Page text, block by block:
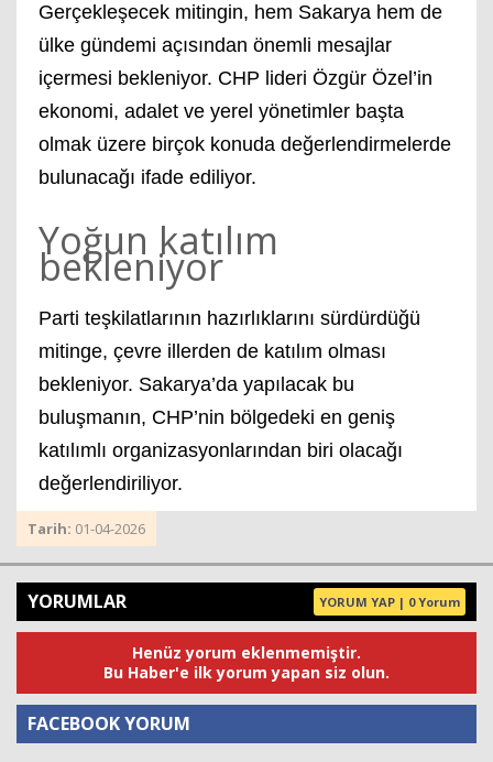
Gerçekleşecek mitingin, hem Sakarya hem de
ülke gündemi açısından önemli mesajlar
içermesi bekleniyor. CHP lideri Özgür Özel’in
ekonomi, adalet ve yerel yönetimler başta
olmak üzere birçok konuda değerlendirmelerde
bulunacağı ifade ediliyor.
Yoğun katılım
bekleniyor
Parti teşkilatlarının hazırlıklarını sürdürdüğü
mitinge, çevre illerden de katılım olması
bekleniyor. Sakarya’da yapılacak bu
buluşmanın, CHP’nin bölgedeki en geniş
katılımlı organizasyonlarından biri olacağı
değerlendiriliyor.
Tarih: 01-04-2026
YORUMLAR YORUM YAP | 0 Yorum
Henüz yorum eklenmemiştir.
Bu Haber'e ilk yorum yapan siz olun.
FACEBOOK YORUM